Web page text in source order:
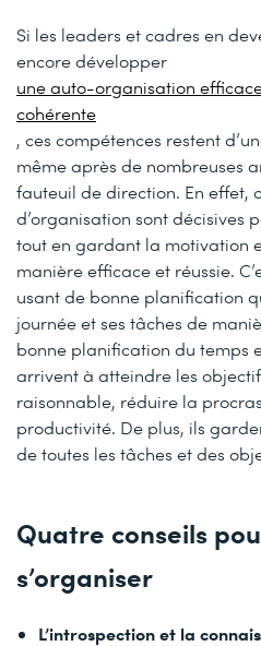
Si les leaders et cadres en
encore développer
une auto-organisation
cohérente
, ces compétences restent
même après de nombreuses
fauteuil de direction. En effet,
d’organisation sont décisives
tout en gardant la motivation
manière efficace et réussie.
usant de bonne planification
journée et ses tâches de
bonne planification du temps
arrivent à atteindre les
raisonnable, réduire la
productivité. De plus, ils
de toutes les tâches et des
Quatre conseils
s’organiser
L’introspection et la